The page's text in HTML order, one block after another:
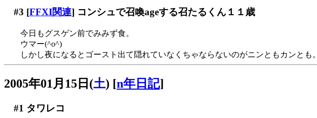
#3 [FFXI関連] コンシュで召喚ageする召たるくん１１歳
今日もグスゲン前でみみず食。
ウマー(^o^)
しかし夜になるとゴースト出て隠れていなくちゃならないのがニンともカンとも。
2005年01月15日(土) [n年日記]
#1 タワレコ